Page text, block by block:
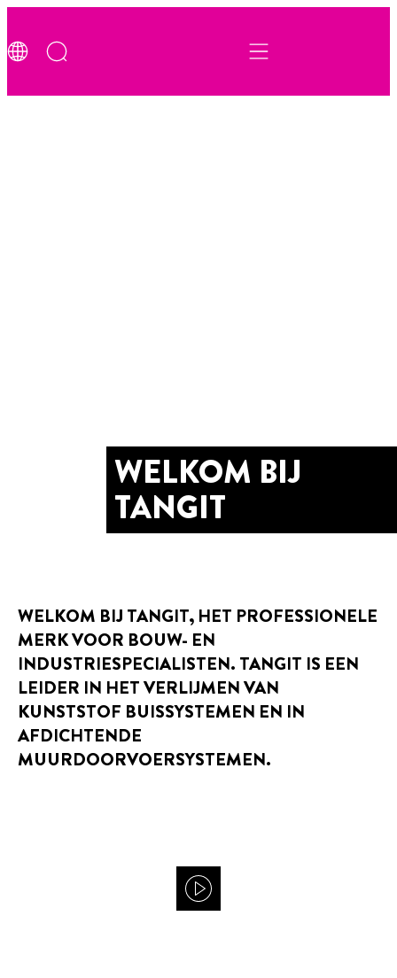
WELKOM BIJ
TANGIT
WELKOM BIJ TANGIT, HET PROFESSIONELE
MERK VOOR BOUW- EN
INDUSTRIESPECIALISTEN. TANGIT IS EEN
LEIDER IN HET VERLIJMEN VAN
KUNSTSTOF BUISSYSTEMEN EN IN
AFDICHTENDE
MUURDOORVOERSYSTEMEN.